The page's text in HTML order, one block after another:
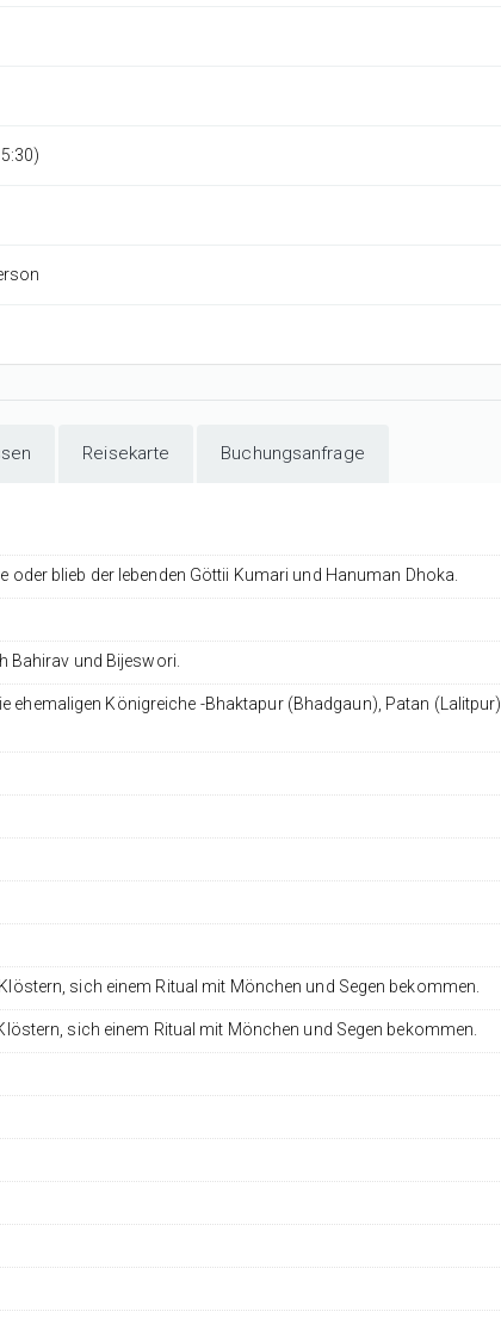
Reisekarte Buchungsanfrage
blieb der lebenden Göttii Kumari und Hanuman Dhoka.
Bahirav und Bijeswori.
ehemaligen Königreiche -Bhaktapur (Bhadgaun), Patan (Lalitpur)
sich einem Ritual mit Mönchen und Segen bekommen.
sich einem Ritual mit Mönchen und Segen bekommen.